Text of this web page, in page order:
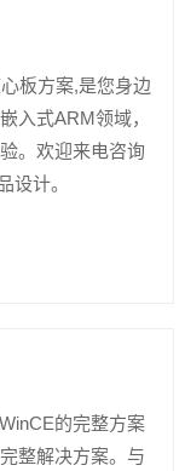
板方案,是您身边
入式ARM领域，
。欢迎来电咨询
设计。
的完整方案
整解决方案。与